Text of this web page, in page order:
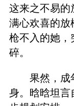
这来之不易的
满心欢喜的放
枪不入的她，
碎。
果然，成
身。晗晗坦言